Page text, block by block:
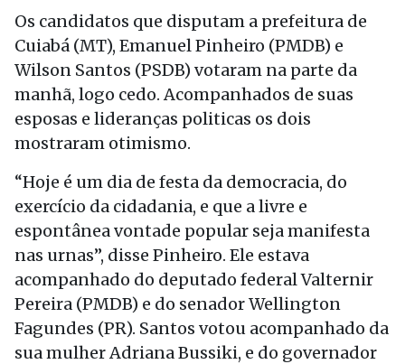
Os candidatos que disputam a prefeitura de
Cuiabá (MT), Emanuel Pinheiro (PMDB) e
Wilson Santos (PSDB) votaram na parte da
manhã, logo cedo. Acompanhados de suas
esposas e lideranças politicas os dois
mostraram otimismo.
“Hoje é um dia de festa da democracia, do
exercício da cidadania, e que a livre e
espontânea vontade popular seja manifesta
nas urnas”, disse Pinheiro. Ele estava
acompanhado do deputado federal Valternir
Pereira (PMDB) e do senador Wellington
Fagundes (PR). Santos votou acompanhado da
sua mulher Adriana Bussiki, e do governador